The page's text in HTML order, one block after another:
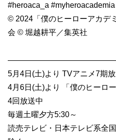
#heroaca_a #myheroacademia
© 2024「僕のヒーローアカデ
会 © 堀越耕平／集英社
5月4日(土)より TVアニメ7期放
4月6日(土)より 「僕のヒーロ
4回放送中
毎週土曜夕方5:30～
読売テレビ・日本テレビ系全